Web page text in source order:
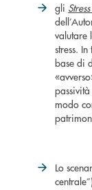
gli
valutare
stress.
base di
modo
Lo